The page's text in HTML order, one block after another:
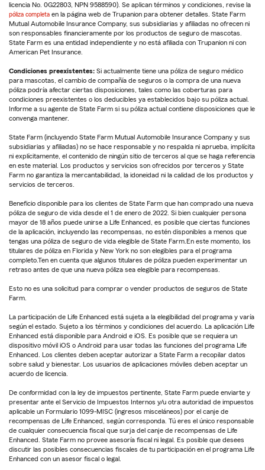
licencia No. 0G22803, NPN 9588590). Se aplican términos y condiciones, revise la
póliza completa en la página web de Trupanion para obtener detalles. State Farm
Mutual Automobile Insurance Company, sus subsidiarias y afiliadas no ofrecen ni
son responsables financieramente por los productos de seguro de mascotas.
State Farm es una entidad independiente y no está afiliada con Trupanion ni con
American Pet Insurance.
Condiciones preexistentes: Si actualmente tiene una póliza de seguro médico
para mascotas, el cambio de compañía de seguros o la compra de una nueva
póliza podría afectar ciertas disposiciones, tales como las coberturas para
condiciones preexistentes o los deducibles ya establecidos bajo su póliza actual.
Informe a su agente de State Farm si su póliza actual contiene disposiciones que le
convenga mantener.
State Farm (incluyendo State Farm Mutual Automobile Insurance Company y sus
subsidiarias y afiliadas) no se hace responsable y no respalda ni aprueba, implícita
ni explícitamente, el contenido de ningún sitio de terceros al que se haga referencia
en este material. Los productos y servicios son ofrecidos por terceros y State
Farm no garantiza la mercantabilidad, la idoneidad ni la calidad de los productos y
servicios de terceros.
Beneficio disponible para los clientes de State Farm que han comprado una nueva
póliza de seguro de vida desde el 1 de enero de 2022. Si bien cualquier persona
mayor de 18 años puede unirse a Life Enhanced, es posible que ciertas funciones
de la aplicación, incluyendo las recompensas, no estén disponibles a menos que
tengas una póliza de seguro de vida elegible de State Farm.En este momento, los
titulares de póliza en Florida y New York no son elegibles para el programa
completo.Ten en cuenta que algunos titulares de póliza pueden experimentar un
retraso antes de que una nueva póliza sea elegible para recompensas.
Esto no es una solicitud para comprar o vender productos de seguros de State
Farm.
La participación de Life Enhanced está sujeta a la elegibilidad del programa y varía
según el estado. Sujeto a los términos y condiciones del acuerdo. La aplicación Life
Enhanced está disponible para Android e iOS. Es posible que se requiera un
dispositivo móvil iOS o Android para usar todas las funciones del programa Life
Enhanced. Los clientes deben aceptar autorizar a State Farm a recopilar datos
sobre salud y bienestar. Los usuarios de aplicaciones móviles deben aceptar un
acuerdo de licencia.
De conformidad con la ley de impuestos pertinente, State Farm puede enviarte y
presentar ante el Servicio de Impuestos Internos y/u otra autoridad de impuestos
aplicable un Formulario 1099-MISC (ingresos misceláneos) por el canje de
recompensas de Life Enhanced, según corresponda. Tú eres el único responsable
de cualquier consecuencia fiscal que surja del canje de recompensas de Life
Enhanced. State Farm no provee asesoría fiscal ni legal. Es posible que desees
discutir las posibles consecuencias fiscales de tu participación en el programa Life
Enhanced con un asesor fiscal o legal.